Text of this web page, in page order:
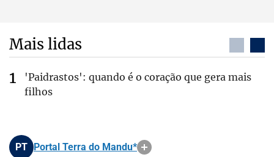
Mais lidas
'Paidrastos': quando é o coração que gera mais
filhos
PT Portal Terra do Mandu*